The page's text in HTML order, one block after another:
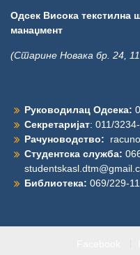
Одсек Висока текстилна
манаџмент
(Старине Новака бр. 24,
Руководилац Одсека:
Секретаријат: 011/
Рачуноводство:
Студентска служба:
Библиотека: 069/229-